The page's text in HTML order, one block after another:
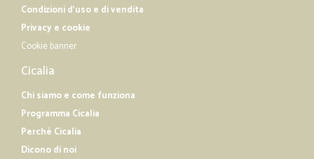
Condizioni d'uso e di vendita
Privacy e cookie
Cookie banner
Cicalia
Chi siamo e come funziona
Programma Cicalia
Perché Cicalia
Dicono di noi